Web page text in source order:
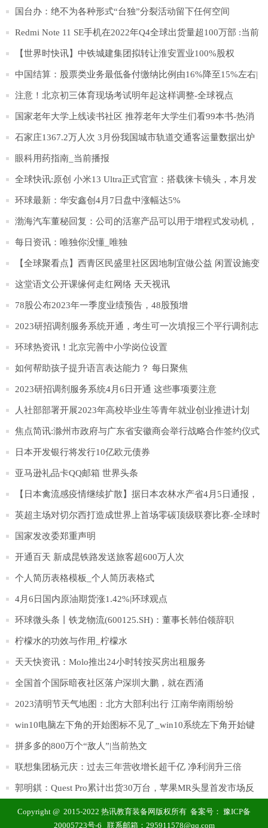
会
国台办：绝不为各种形式“台独”分裂活动留下任何空间
Redmi Note 11 SE手机在2022年Q4全球出货量超100万部 :当前
观点
【世界时快讯】中铁城建集团拟转让淮安置业100%股权
中国结算：股票类业务最低备付缴纳比例由16%降至15%左右|
滚动
注意！北京初三体育现场考试明年起这样调整-全球视点
国家老年大学上线读书社区 推荐老年大学生们看99本书-热消
息
石家庄1367.2万人次 3月份我国城市轨道交通客运量数据出炉
环球精选
眼科用药指南_当前播报
全球快讯:原创 小米13 Ultra正式官宣：搭载徕卡镜头，本月发
布
环球最新：华安鑫创4月7日盘中涨幅达5%
渤海汽车董秘回复：公司的活塞产品可以用于增程式发动机，
目前参与塞力斯问界M5、M7增程式发动机的配套:世界速看
每日资讯：唯独你没懂_唯独
【全球聚看点】西青区民盛里社区因地制宜做公益 闲置设施变
身“爱心置换亭”
这堂语文公开课缘何走红网络 天天视讯
78股公布2023年一季度业绩预告，48股预增
2023研招调剂服务系统开通，考生可一次填报三个平行调剂志
愿
环球热资讯！北京完善中小学岗位设置
如何帮助孩子提升语言表达能力？ 每日聚焦
2023研招调剂服务系统4月6日开通 这些事项要注意
人社部部署开展2023年高校毕业生等青年就业创业推进计划
焦点简讯:滁州市政府与广东省安徽商会举行战略合作签约仪式
日本开发银行将发行10亿欧元债券
亚马逊礼品卡QQ邮箱 世界头条
【日本禽流感疫情继续扩散】据日本农林水产省4月5日通报，
日本北海道千岁市一处农场发生高致病性H5N1型禽流感疫情。
这家农场饲养的约35万只蛋鸡以及同一城市与其有关的另一家
农场饲养的约4万只蛋鸡都将被扑杀。这是日本当前禽流感流行
季报告的第83起疫情。
英超主场对切尔西打造成世界上首场零碳顶级联赛比赛-全球时
讯
国家发改委郑重声明
开通百天 新成昆铁路发送旅客超600万人次
个人简历表格模板_个人简历表格式
4月6日国内原油期货涨1.42%|环球观点
环球微头条丨铁龙物流(600125.SH)：董事长韩伯领辞职
柠檬水的功效与作用_柠檬水
天天快资讯：Molo推出24小时转按买房出租服务
全国首个国际暗夜社区落户深圳大鹏，就在西涌
2023清明节天气地图：北方大部利出行 江南华南雨纷纷
win10电脑左下角的开始图标不见了_win10系统左下角开始键
不见|环球微头条
拼多多的800万个“敌人”|当前热文
联想集团杨元庆：过去三年营收增长超千亿 净利润升三倍
郭明錤：Quest Pro累计出货30万台，苹果MR头显首发市场反
馈存疑
Copyright @ 2015-2022 热讯教育装备网版权所有 备案号： 豫ICP备
20005723号-6 联系邮箱：295911578@qq.com